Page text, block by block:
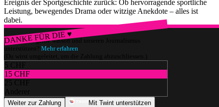
Ereignis der Sportgeschichte zurück: Ob hervorragende sportliche
Leistung, bewegendes Drama oder witzige Anekdote – alles ist
dabei.
DANKE FÜR DIE ♥
Würdest du gerne watson und unseren Journalismus
unterstützen? Mehr erfahren
(Du wirst umgeleitet, um die Zahlung abzuschliessen.)
5 CHF
15 CHF
25 CHF
Anderer
Weiter zur Zahlung
Mit Twint unterstützen